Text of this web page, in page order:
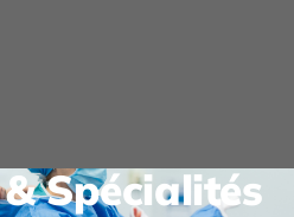
Spécialités